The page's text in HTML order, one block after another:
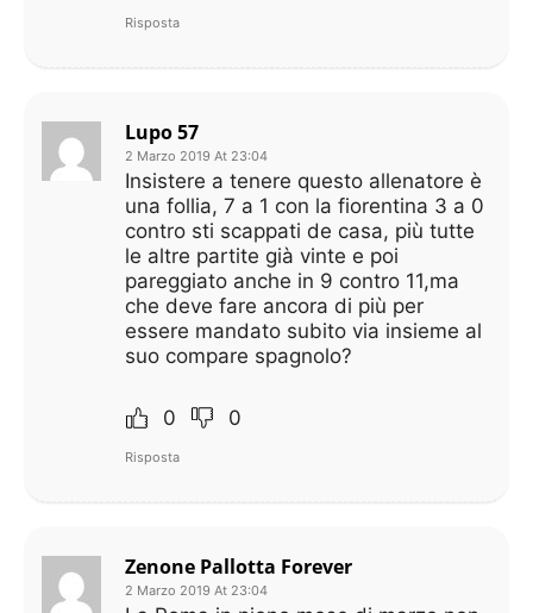
Risposta
Lupo 57
2 Marzo 2019 At 23:04
Insistere a tenere questo allenatore è
una follia, 7 a 1 con la fiorentina 3 a 0
contro sti scappati de casa, più tutte
le altre partite già vinte e poi
pareggiato anche in 9 contro 11,ma
che deve fare ancora di più per
essere mandato subito via insieme al
suo compare spagnolo?
0 0
Risposta
Zenone Pallotta Forever
2 Marzo 2019 At 23:04